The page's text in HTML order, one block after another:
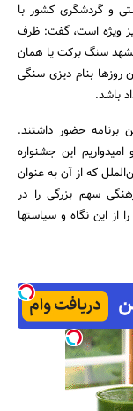
و گردشگری کشور با
ویژه است، گفت: ظرف
سنگ برکت یا همان
روزها بنام دیزی سنگی
باشد.
برنامه حضور داشتند.
و امیدواریم این جشنواره
که از آن به عنوان
سهم بزرگی را در
این نگاه و سیاستها